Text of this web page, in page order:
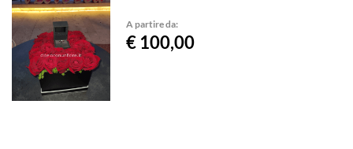
A partire da:
€ 100,00